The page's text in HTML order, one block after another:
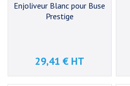
Enjoliveur Blanc pour Buse
Prestige
Prix
29,41 € HT